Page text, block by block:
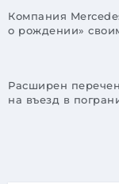
Компания
о рождении»
Расширен
на въезд в